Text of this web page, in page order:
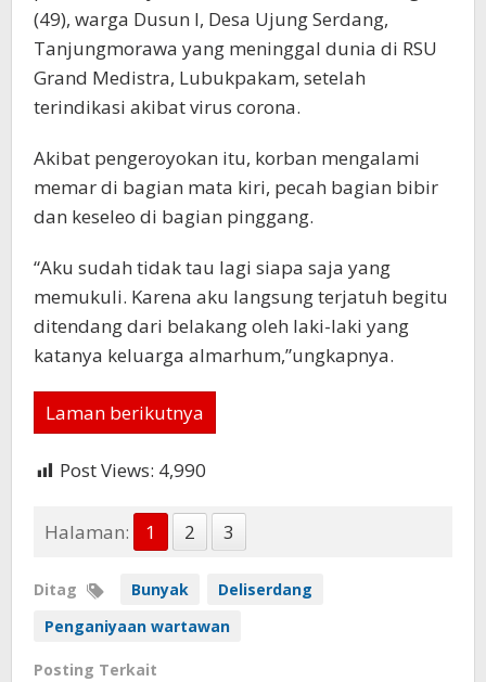
(49), warga Dusun I, Desa Ujung Serdang,
Tanjungmorawa yang meninggal dunia di RSU
Grand Medistra, Lubukpakam, setelah
terindikasi akibat virus corona.
Akibat pengeroyokan itu, korban mengalami
memar di bagian mata kiri, pecah bagian bibir
dan keseleo di bagian pinggang.
“Aku sudah tidak tau lagi siapa saja yang
memukuli. Karena aku langsung terjatuh begitu
ditendang dari belakang oleh laki-laki yang
katanya keluarga almarhum,”ungkapnya.
Laman berikutnya
Post Views: 4,990
Halaman: 1 2 3
Ditag Bunyak
Deliserdang
Penganiyaan wartawan
Posting Terkait